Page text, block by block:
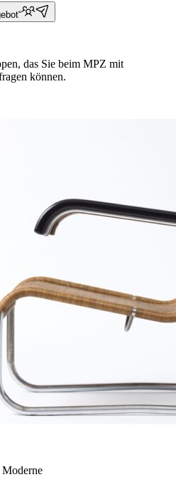
das Sie beim MPZ mit
können.